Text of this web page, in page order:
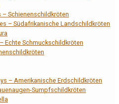
Schienenschildkröten
– Südafrikanische Landschildkröten
Echte Schmuckschildkröten
– Amerikanische Erdschildkröten
Sumpfschildkröten